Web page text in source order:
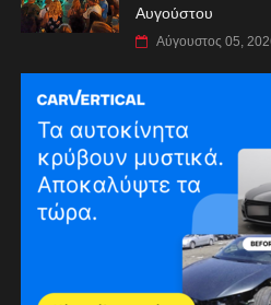
Αυγούστου
Αύγουστος 05,